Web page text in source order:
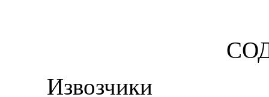
Извозчики